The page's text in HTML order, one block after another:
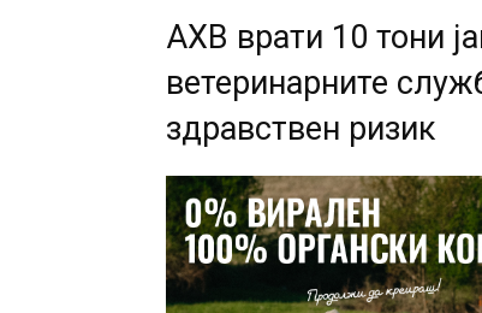
АХВ врати 10 тони
ветеринарните
здравствен ризик